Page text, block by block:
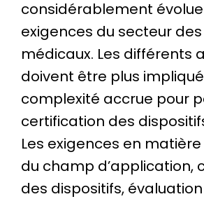
considérablement
exigences du secteur
médicaux. Les différents
doivent être plus
complexité accrue pour
certification des
Les exigences en
du champ d’application,
des dispositifs,